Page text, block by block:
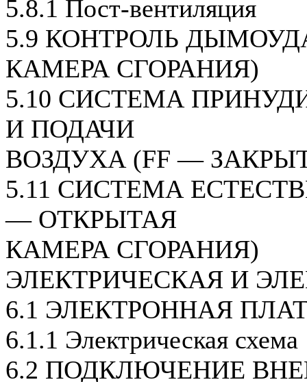
5.8.1 Пост-вентиляция
5.9 КОНТРОЛЬ
КАМЕРА СГОРАНИЯ)
5.10 СИСТЕМА
И ПОДАЧИ
ВОЗДУХА (FF —
5.11 СИСТЕМА
— ОТКРЫТАЯ
КАМЕРА СГОРАНИЯ)
ЭЛЕКТРИЧЕСКАЯ И
6.1 ЭЛЕКТРОННАЯ
6.1.1 Электрическая схема
6.2 ПОДКЛЮЧЕНИЕ